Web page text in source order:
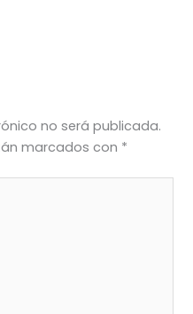
no será publicada.
marcados con *